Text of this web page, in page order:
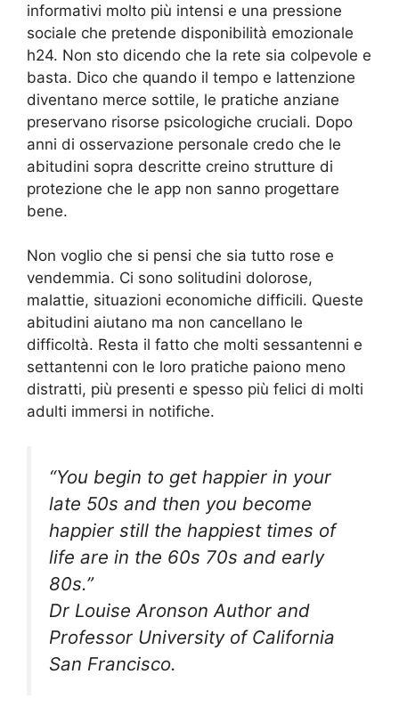
informativi molto più intensi e una pressione
sociale che pretende disponibilità emozionale
h24. Non sto dicendo che la rete sia colpevole e
basta. Dico che quando il tempo e lattenzione
diventano merce sottile, le pratiche anziane
preservano risorse psicologiche cruciali. Dopo
anni di osservazione personale credo che le
abitudini sopra descritte creino strutture di
protezione che le app non sanno progettare
bene.
Non voglio che si pensi che sia tutto rose e
vendemmia. Ci sono solitudini dolorose,
malattie, situazioni economiche difficili. Queste
abitudini aiutano ma non cancellano le
difficoltà. Resta il fatto che molti sessantenni e
settantenni con le loro pratiche paiono meno
distratti, più presenti e spesso più felici di molti
adulti immersi in notifiche.
“You begin to get happier in your
late 50s and then you become
happier still the happiest times of
life are in the 60s 70s and early
80s.”
Dr Louise Aronson Author and
Professor University of California
San Francisco.